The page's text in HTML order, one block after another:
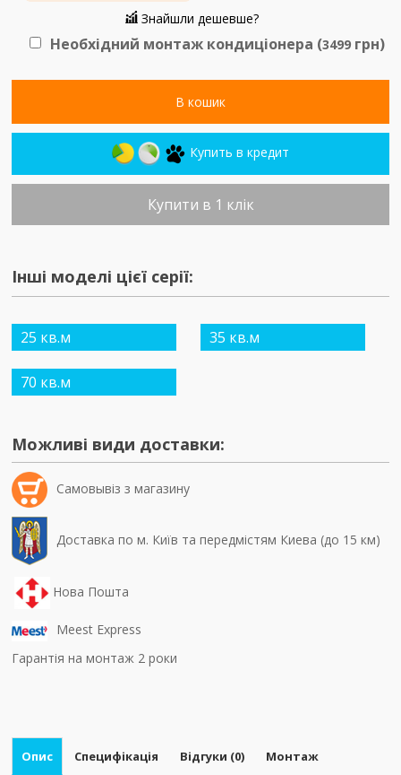
Знайшли дешевше?
Необхідний монтаж кондиціонера (3499 грн)
В кошик
Купить в кредит
Купити в 1 клік
Інші моделі цієї серії:
25 кв.м 35 кв.м
70 кв.м
Можливі види доставки:
Самовывiз з магазину
Доставка по м. Київ та передмістям Киева (до 15 км)
Нова Пошта
Meest Express
Гарантія на монтаж 2 роки
Опис Специфікація Відгуки (0) Монтаж